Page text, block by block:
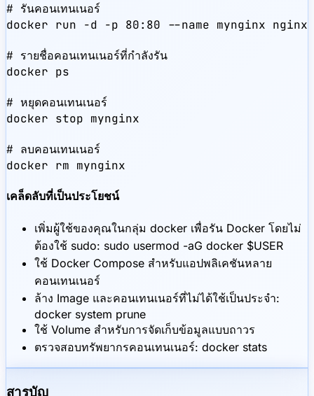
# รันคอนเทนเนอร์
docker run -d -p 80:80 --name mynginx nginx
# รายชื่อคอนเทนเนอร์ที่กำลังรัน
docker ps
# หยุดคอนเทนเนอร์
docker stop mynginx
# ลบคอนเทนเนอร์
docker rm mynginx
เคล็ดลับที่เป็นประโยชน์
เพิ่มผู้ใช้ของคุณในกลุ่ม docker เพื่อรัน Docker โดยไม่
ต้องใช้ sudo: sudo usermod -aG docker $USER
ใช้ Docker Compose สำหรับแอปพลิเคชันหลาย
คอนเทนเนอร์
ล้าง Image และคอนเทนเนอร์ที่ไม่ได้ใช้เป็นประจำ:
docker system prune
ใช้ Volume สำหรับการจัดเก็บข้อมูลแบบถาวร
ตรวจสอบทรัพยากรคอนเทนเนอร์: docker stats
สารบัญ